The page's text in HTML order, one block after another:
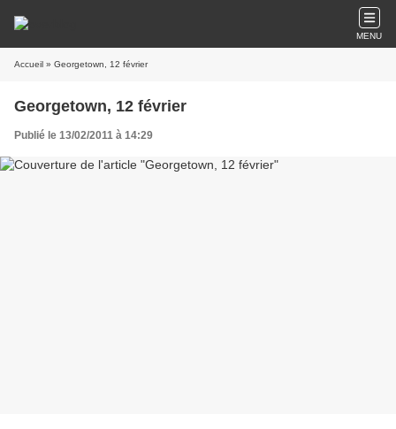
MENU
Accueil » Georgetown, 12 février
Georgetown, 12 février
Publié le 13/02/2011 à 14:29